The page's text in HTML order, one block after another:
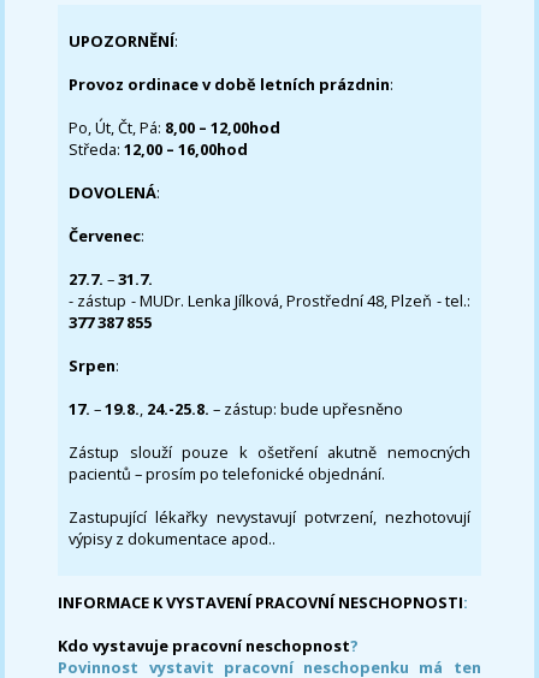
UPOZORNĚNÍ:
Provoz ordinace v době letních prázdnin:
Po, Út, Čt, Pá: 8,00 – 12,00hod
Středa:12,00 – 16,00hod
DOVOLENÁ:
Červenec:
27.7.–31.7.
- zástup - MUDr. Lenka Jílková, Prostřední 48, Plzeň - tel.:
377 387 855
Srpen:
17. –19.8., 24.-25.8. – zástup: bude upřesněno
Zástup slouží pouze k ošetření akutně nemocných
pacientů – prosím po telefonické objednání.
Zastupující lékařky nevystavují potvrzení, nezhotovují
výpisy z dokumentace apod..
INFORMACE K VYSTAVENÍ PRACOVNÍ NESCHOPNOSTI:
Kdo vystavuje pracovní neschopnost?
Povinnost vystavit pracovní neschopenku má ten